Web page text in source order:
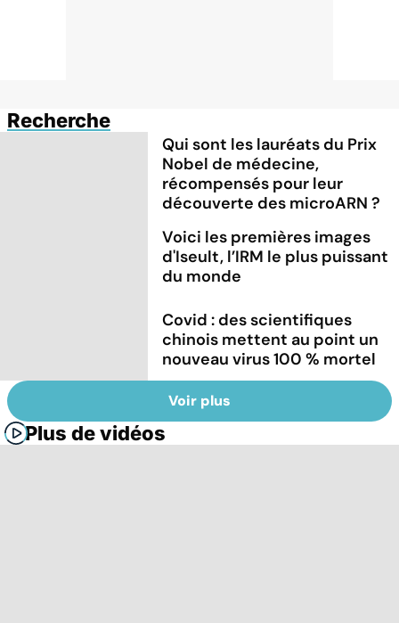
Recherche
Qui sont les lauréats du Prix
Nobel de médecine,
récompensés pour leur
découverte des microARN ?
Voici les premières images
d'Iseult, l’IRM le plus puissant
du monde
Covid : des scientifiques
chinois mettent au point un
nouveau virus 100 % mortel
Voir plus
Plus de vidéos